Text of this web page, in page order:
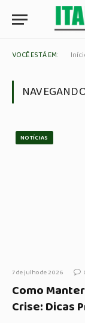
VOCÊ ESTÁ EM:
NOTÍCIAS
7 de julho de 2026
Como
Crise: Dicas